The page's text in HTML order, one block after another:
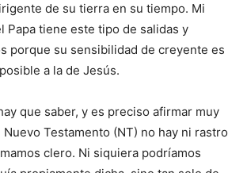
de su tierra en su tiempo. Mi
Papa tiene este tipo de salidas y
porque su sensibilidad de creyente es
a la de Jesús.
que saber, y es preciso afirmar muy
Testamento (NT) no hay ni rastro
clero. Ni siquiera podríamos